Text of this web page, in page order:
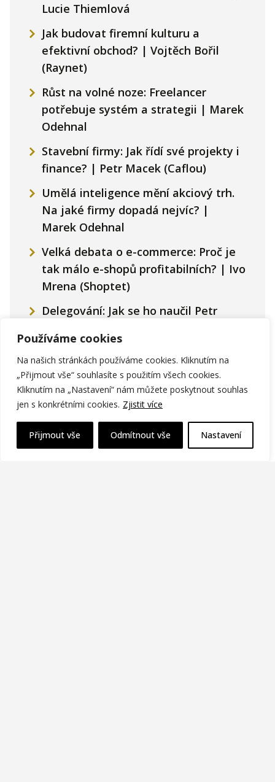
Používáme cookies
Na našich stránkách používáme cookies. Kliknutím na
„Přijmout vše“ souhlasíte s použitím všech cookies.
Kliknutím na „Nastavení“ nám můžete poskytnout souhlas
jen s konkrétními cookies. Zjistit více
Nastavení
Odmítnout vše
Přijmout vše
Lucie Thiemlová
Jak budovat firemní kulturu a
efektivní obchod? | Vojtěch Bořil
(Raynet)
Růst na volné noze: Freelancer
potřebuje systém a strategii | Marek
Odehnal
Stavební firmy: Jak řídí své projekty i
finance? | Petr Macek (Caflou)
Umělá inteligence mění akciový trh.
Na jaké firmy dopadá nejvíc? |
Marek Odehnal
Velká debata o e-commerce: Proč je
tak málo e-shopů profitabilních? | Ivo
Mrena (Shoptet)
Delegování: Jak se ho naučil Petr
Chci tu být také